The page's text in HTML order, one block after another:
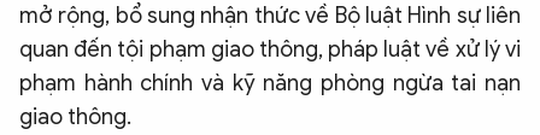
mở rộng, bổ sung nhận thức về Bộ luật Hình sự liên
quan đến tội phạm giao thông, pháp luật về xử lý vi
phạm hành chính và kỹ năng phòng ngừa tai nạn
giao thông.